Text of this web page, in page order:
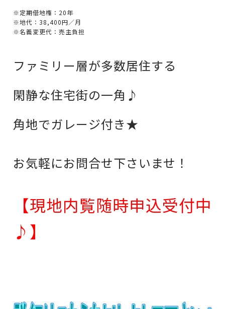
※定期借地権：20年
※地代：38,400円／月
※名義変更代：売主負担
ファミリー層が多数居住する
閑静な住宅街の一角♪
角地でガレージ付き★
お気軽にお問合せ下さいませ！
【現地内覧随時申込受付中
♪】